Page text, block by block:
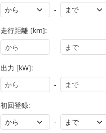
-
走行距離 [km]:
-
出力 [kW]:
-
初回登録:
-